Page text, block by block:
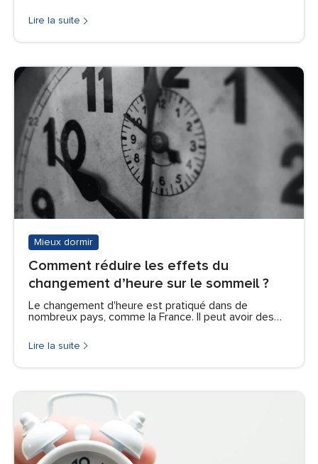
Lire la suite
Mieux dormir
Comment réduire les effets du
changement d’heure sur le sommeil ?
Le changement d'heure est pratiqué dans de
nombreux pays, comme la France. Il peut avoir des…
Lire la suite